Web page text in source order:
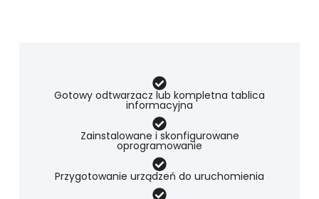
Gotowy odtwarzacz lub kompletna tablica
informacyjna
Zainstalowane i skonfigurowane
oprogramowanie
Przygotowanie urządzeń do uruchomienia